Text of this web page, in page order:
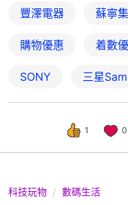
豐澤電器 蘇寧
購物優惠 着數
SONY 三星
1 0
科技玩物 數碼生活